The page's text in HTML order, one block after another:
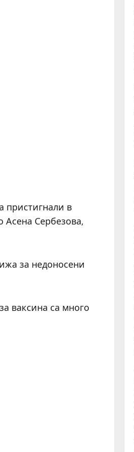
пристигнали в
Асена Сербезова,
за недоносени
ваксина са много